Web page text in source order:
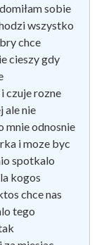
sobie
wszystko
chce
cieszy gdy
czuje rozne
ale nie
mnie odnosnie
i moze byc
spotkalo
kogos
chce nas
tego